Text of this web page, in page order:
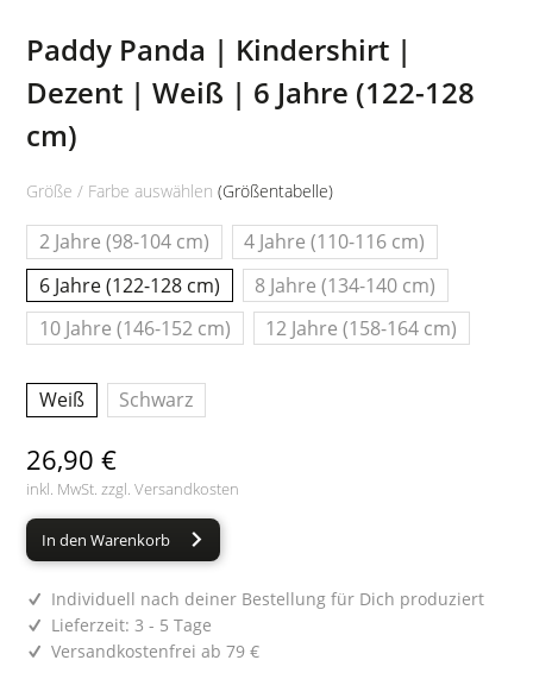
Paddy Panda | Kindershirt |
Dezent | Weiß | 6 Jahre (122-128
cm)
Größe / Farbe auswählen(Größentabelle)
2 Jahre (98-104 cm)
4 Jahre (110-116 cm)
6 Jahre (122-128 cm)
8 Jahre (134-140 cm)
10 Jahre (146-152 cm)
12 Jahre (158-164 cm)
Weiß Schwarz
26,90 €
inkl. MwSt. zzgl.Versandkosten
In den Warenkorb
Individuell nach deiner Bestellung für Dich produziert
Lieferzeit: 3 - 5 Tage
Versandkostenfrei ab 79 €